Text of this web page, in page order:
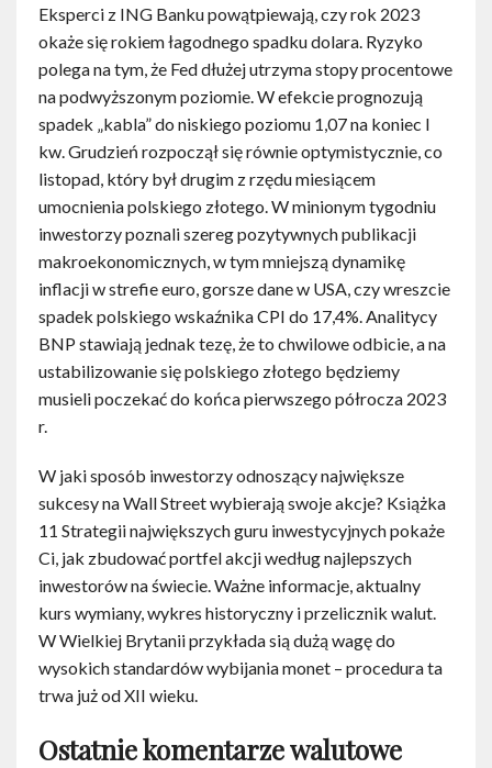
Eksperci z ING Banku powątpiewają, czy rok 2023
okaże się rokiem łagodnego spadku dolara. Ryzyko
polega na tym, że Fed dłużej utrzyma stopy procentowe
na podwyższonym poziomie. W efekcie prognozują
spadek „kabla” do niskiego poziomu 1,07 na koniec I
kw. Grudzień rozpoczął się równie optymistycznie, co
listopad, który był drugim z rzędu miesiącem
umocnienia polskiego złotego. W minionym tygodniu
inwestorzy poznali szereg pozytywnych publikacji
makroekonomicznych, w tym mniejszą dynamikę
inflacji w strefie euro, gorsze dane w USA, czy wreszcie
spadek polskiego wskaźnika CPI do 17,4%. Analitycy
BNP stawiają jednak tezę, że to chwilowe odbicie, a na
ustabilizowanie się polskiego złotego będziemy
musieli poczekać do końca pierwszego półrocza 2023
r.
W jaki sposób inwestorzy odnoszący największe
sukcesy na Wall Street wybierają swoje akcje? Książka
11 Strategii największych guru inwestycyjnych pokaże
Ci, jak zbudować portfel akcji według najlepszych
inwestorów na świecie. Ważne informacje, aktualny
kurs wymiany, wykres historyczny i przelicznik walut.
W Wielkiej Brytanii przykłada sią dużą wagę do
wysokich standardów wybijania monet – procedura ta
trwa już od XII wieku.
Ostatnie komentarze walutowe